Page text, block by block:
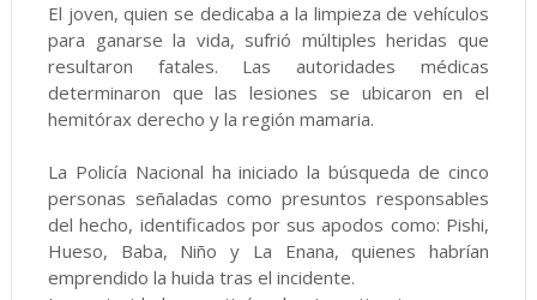
El joven, quien se dedicaba a la limpieza de vehículos
para ganarse la vida, sufrió múltiples heridas que
resultaron fatales. Las autoridades médicas
determinaron que las lesiones se ubicaron en el
hemitórax derecho y la región mamaria.
La Policía Nacional ha iniciado la búsqueda de cinco
personas señaladas como presuntos responsables
del hecho, identificados por sus apodos como: Pishi,
Hueso, Baba, Niño y La Enana, quienes habrían
emprendido la huida tras el incidente.